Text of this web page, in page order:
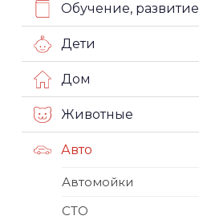
Обучение, развитие
Дети
Дом
Животные
Авто
Автомойки
СТО